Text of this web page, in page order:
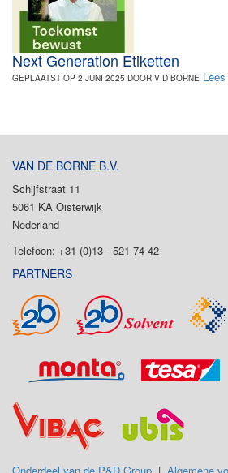
Next Generation Etiketten
GEPLAATST OP 2 JUNI 2025 DOOR V D BORNE
VAN DE BORNE B.V.
Schijfstraat 11
5061 KA Oisterwijk
Nederland
Telefoon: +31 (0)13 - 521 74 42
PARTNERS
Onderdeel van de P&D Group | Algemene